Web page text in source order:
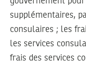
supplémentaires,
consulaires ; les
les services
frais des services